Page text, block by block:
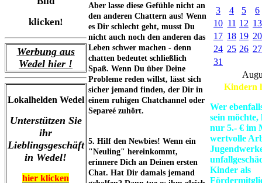
klicken!
Werbung aus
Wedel hier !
Lokalhelden Wedel
Unterstützen Sie
ihr
Lieblingsgeschäft
in Wedel!
hier klicken
Aber lasse diese Gefühle nicht an
den anderen Chattern aus! Wenn
es Dir schlecht geht, musst Du
nicht auch noch den anderen das
Leben schwer machen - denn
chatten bedeutet schließlich
Spaß. Wenn Du über Deine
Probleme reden willst, lässt sich
sicher jemand finden, der Dir in
einem ruhigen Chatchannel oder
Separeé zuhört.
5. Hilf den Newbies! Wenn ein
"Neuling" hereinkommt,
erinnere Dich an Deinen ersten
Chat. Hat Dir damals jemand
3 4 5
6
10 11 12 13
17 18 19 20
24 25 26 27
31
Kindern
Wer
sein
nur 5.- € im
wertvolle
Kinder als